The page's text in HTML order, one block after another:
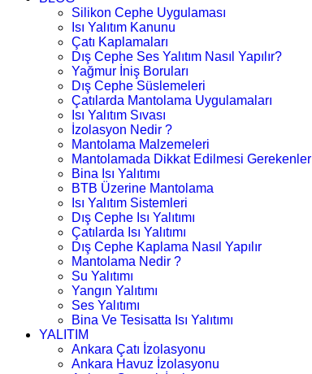
Silikon Cephe Uygulaması
Isı Yalıtım Kanunu
Çatı Kaplamaları
Dış Cephe Ses Yalıtım Nasıl Yapılır?
Yağmur İniş Boruları
Dış Cephe Süslemeleri
Çatılarda Mantolama Uygulamaları
Isı Yalıtım Sıvası
İzolasyon Nedir ?
Mantolama Malzemeleri
Mantolamada Dikkat Edilmesi Gerekenler
Bina Isı Yalıtımı
BTB Üzerine Mantolama
Isı Yalıtım Sistemleri
Dış Cephe Isı Yalıtımı
Çatılarda Isı Yalıtımı
Dış Cephe Kaplama Nasıl Yapılır
Mantolama Nedir ?
Su Yalıtımı
Yangın Yalıtımı
Ses Yalıtımı
Bina Ve Tesisatta Isı Yalıtımı
YALITIM
Ankara Çatı İzolasyonu
Ankara Havuz İzolasyonu